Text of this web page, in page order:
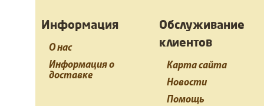
Информация
О нас
Информация о
доставке
Обслуживание
клиентов
Карта сайта
Новости
Помощь